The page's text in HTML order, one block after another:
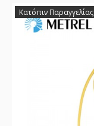
Κατόπιν Παραγγελίας